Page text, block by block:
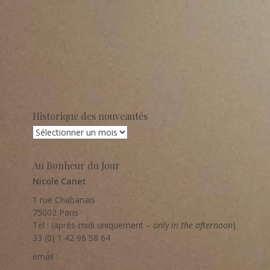
Historique des nouveautés
Historique
Au Bonheur du Jour
Nicole Canet
1 rue Chabanais
75002 Paris
Tel : (après-midi uniquement – only in the afternoon)
33 (0) 1 42 96 58 64
email :